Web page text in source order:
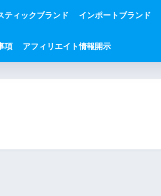
ティックブランド インポートブランド
項 アフィリエイト情報開示